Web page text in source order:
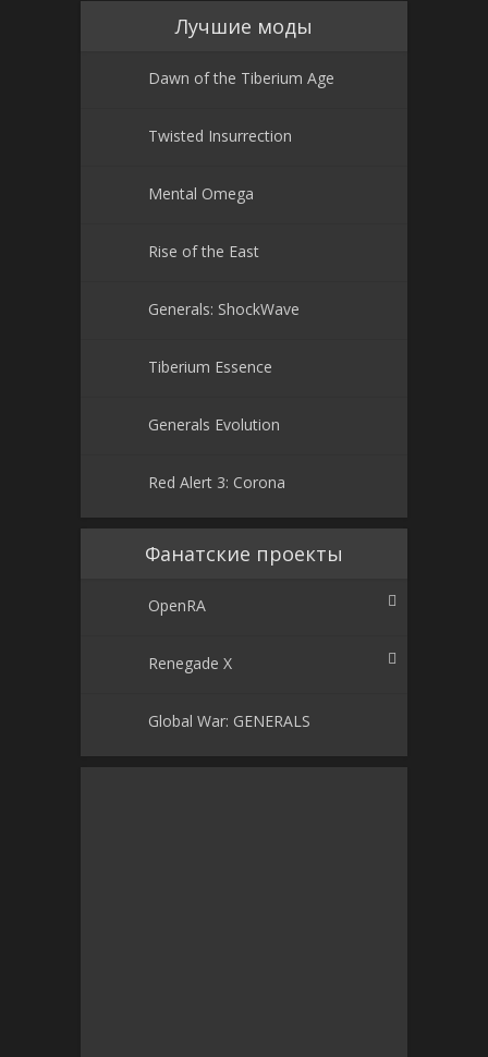
Лучшие моды
Dawn of the Tiberium Age
Twisted Insurrection
Mental Omega
Rise of the East
Generals: ShockWave
Tiberium Essence
Generals Evolution
Red Alert 3: Corona
Фанатские проекты
OpenRA
Renegade X
Global War: GENERALS